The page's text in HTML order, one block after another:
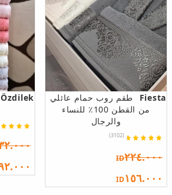
Fiesta
طقم روب حمام عائلي
من القطن 100٪ للنساء
والرجال
(3102)
ID٢٢٤.٠٠٠
ID١٥٦.٠٠٠
Özdilek